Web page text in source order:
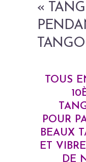
«
TOUS
POUR
BEAUX
ET
DE